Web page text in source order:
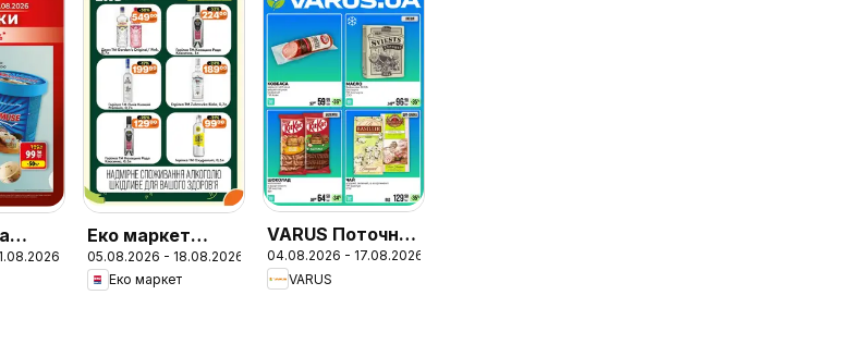
Еко маркет
Поточний
каталог
05.08.2026 - 18.08.2026
Еко маркет
VARUS Поточний
каталог
04.08.2026 - 17.08.2026
VARUS